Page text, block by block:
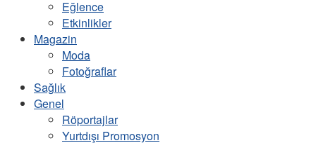
Eğlence
Etkinlikler
Magazin
Moda
Fotoğraflar
Sağlık
Genel
Röportajlar
Yurtdışı Promosyon